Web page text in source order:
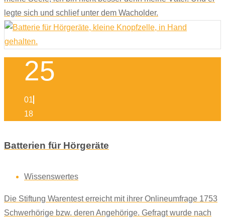
legte sich und schlief unter dem Wacholder.
25
01
18
Batterien für Hörgeräte
Wissenswertes
Die Stiftung Warentest erreicht mit ihrer Onlineumfrage 1753
Schwerhörige bzw. deren Angehörige. Gefragt wurde nach